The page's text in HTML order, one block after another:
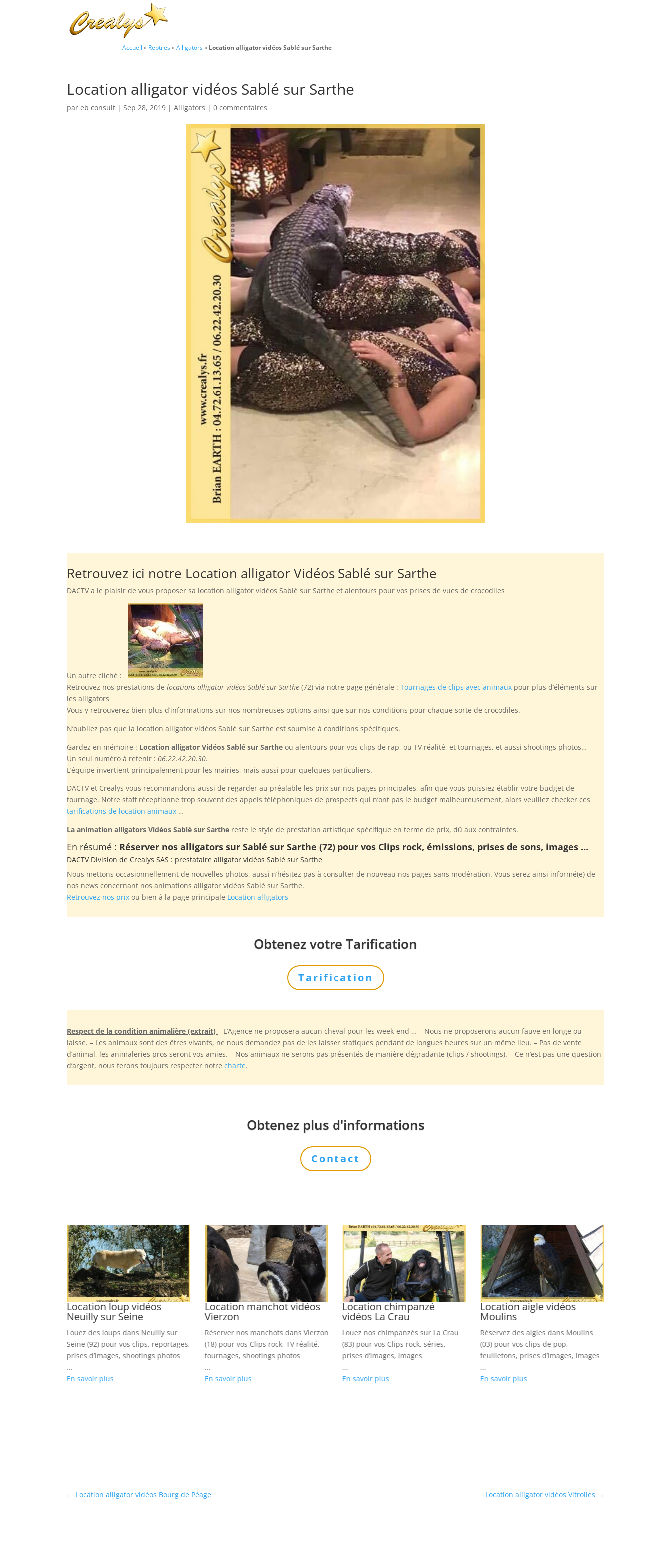
Accueil » Reptiles»Alligators» Location alligator vidéos Sablé sur Sarthe
Location alligator vidéos Sablé sur Sarthe
pareb consult |Sep 28, 2019 |Alligators |0 commentaires
Retrouvez ici notre Location alligator Vidéos Sablé sur Sarthe
DACTV a le plaisir de vous proposer sa location alligator vidéos Sablé sur Sarthe et alentours pour vos prises de vues de crocodiles
Un autre cliché :
Retrouvez nos prestations delocations alligator vidéos Sablé sur Sarthe (72) via notre page générale :Tournages de clips avec animaux pour plus d’éléments sur
les alligators
Vous y retrouverez bien plus d’informations sur nos nombreuses options ainsi que sur nos conditions pour chaque sorte de crocodiles.
N’oubliez pas que la location alligator vidéos Sablé sur Sarthe est soumise à conditions spécifiques.
Gardez en mémoire : Location alligator Vidéos Sablé sur Sarthe ou alentours pour vos clips de rap, ou TV réalité, et tournages, et aussi shootings photos…
Un seul numéro à retenir :06.22.42.20.30.
L’équipe invertient principalement pour les mairies, mais aussi pour quelques particuliers.
DACTV et Crealys vous recommandons aussi de regarder au préalable les prix sur nos pages principales, afin que vous puissiez établir votre budget de
tournage. Notre staff réceptionne trop souvent des appels téléphoniques de prospects qui n’ont pas le budget malheureusement, alors veuillez checker ces
tarifications de location animaux …
La animation alligators Vidéos Sablé sur Sarthe reste le style de prestation artistique spécifique en terme de prix, dû aux contraintes.
En résumé : Réserver nos alligators sur Sablé sur Sarthe (72) pour vos Clips rock, émissions, prises de sons, images …
DACTV Division de Crealys SAS : prestataire alligator vidéos Sablé sur Sarthe
Nous mettons occasionnellement de nouvelles photos, aussi n’hésitez pas à consulter de nouveau nos pages sans modération. Vous serez ainsi informé(e) de
nos news concernant nos animations alligator vidéos Sablé sur Sarthe.
Retrouvez nos prix ou bien à la page principale Location alligators
Obtenez votre Tarification
Tarification
Respect de la condition animalière (extrait)– L’Agence ne proposera aucun cheval pour les week-end … – Nous ne proposerons aucun fauve en longe ou
laisse. – Les animaux sont des êtres vivants, ne nous demandez pas de les laisser statiques pendant de longues heures sur un même lieu. – Pas de vente
d’animal, les animaleries pros seront vos amies. – Nos animaux ne serons pas présentés de manière dégradante (clips / shootings). – Ce n’est pas une question
d’argent, nous ferons toujours respecter notrecharte.
Obtenez plus d'informations
Contact
Location loup vidéos
Neuilly sur Seine
Louez des loups dans Neuilly sur
Seine (92) pour vos clips, reportages,
prises d’images, shootings photos
...
En savoir plus
Location manchot vidéos
Vierzon
Réserver nos manchots dans Vierzon
(18) pour vos Clips rock, TV réalité,
tournages, shootings photos
...
En savoir plus
Location chimpanzé
vidéos La Crau
Louez nos chimpanzés sur La Crau
(83) pour vos Clips rock, séries,
prises d’images, images
...
En savoir plus
Location aigle vidéos
Moulins
Réservez des aigles dans Moulins
(03) pour vos clips de pop,
feuilletons, prises d’images, images
...
En savoir plus
← Location alligator vidéos Bourg de Péage Location alligator vidéos Vitrolles →